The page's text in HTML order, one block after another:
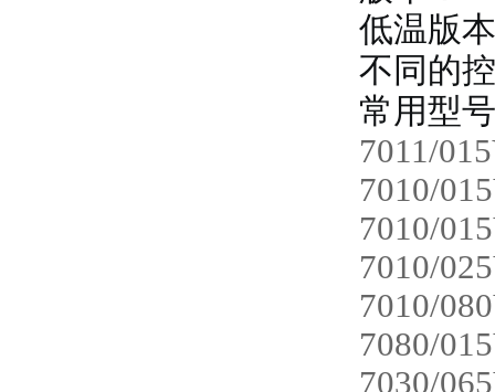
低温版本
不同的
常用型
7011/
7010/
7010/
7010/
7010/
7080/
7030/